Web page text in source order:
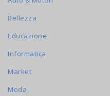
Bellezza
Educazione
Informatica
Market
Moda